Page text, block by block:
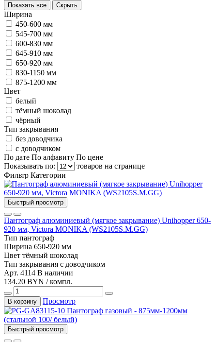
Показать все Скрыть
Ширина
450-600 мм
545-700 мм
600-830 мм
645-910 мм
650-920 мм
830-1150 мм
875-1200 мм
Цвет
белый
тёмный шоколад
чёрный
Тип закрывания
без доводчика
с доводчиком
По дате По алфавиту По цене
Показывать по:
товаров на странице
Фильтр Категории
Быстрый просмотр
Пантограф алюминиевый (мягкое закрывание) Unihopper 650-
920 мм, Victora MONIKA (WS2105S.M.GG)
Тип пантограф
Ширина 650-920 мм
Цвет тёмный шоколад
Тип закрывания с доводчиком
Арт. 4114 В наличии
134.20 BYN / компл.
В корзину Просмотр
Быстрый просмотр